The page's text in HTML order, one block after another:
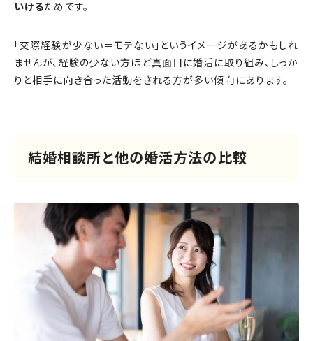
いけるためです。
「交際経験が少ない＝モテない」というイメージがあるかもしれ
ませんが、経験の少ない方ほど真面目に婚活に取り組み、しっか
りと相手に向き合った活動をされる方が多い傾向にあります。
結婚相談所と他の婚活方法の比較